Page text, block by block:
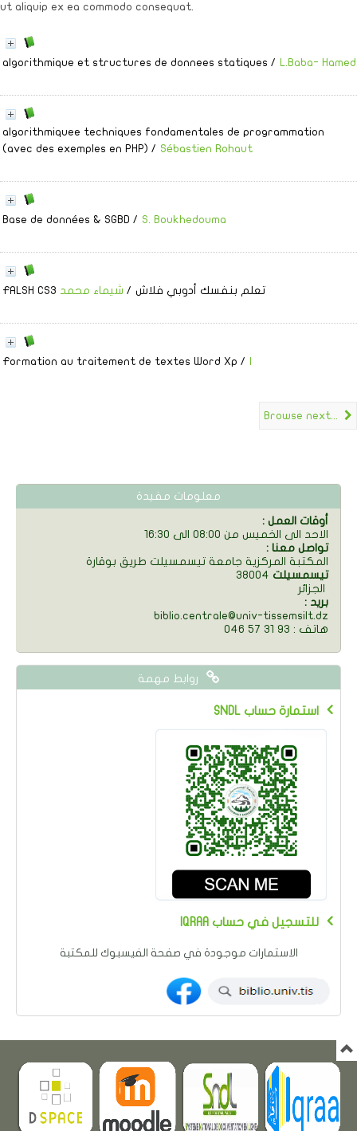
ut aliquip ex ea commodo consequat.
algorithmique et structures de donnees statiques / L.Baba- Hamed
algorithmiquee techniques fondamentales de programmation
(avec des exemples en PHP) / Sébastien Rohaut
Base de données & SGBD / S. Boukhedouma
FALSH CS3 تعلم بنفسك أدوبي فلاش / شيماء محمد
Formation au traitement de textes Word Xp /
Browse next...
معلومات مفيدة
: أوقات العمل
الاحد الى الخميس من 08:00 الى 16:30
: تواصل معنا
المكتبة المركزية جامعة تيسمسيلت طريق بوقارة
38004 تيسمسيلت
: بريد
biblio.centrale@univ-tissemsilt.dz
046 57 31 93 : هاتف
روابط مهمة
SNDL استمارة حساب
IQRAA للتسجيل في حساب
الاستمارات موجودة في صفحة الفيسبوك للمكتبة